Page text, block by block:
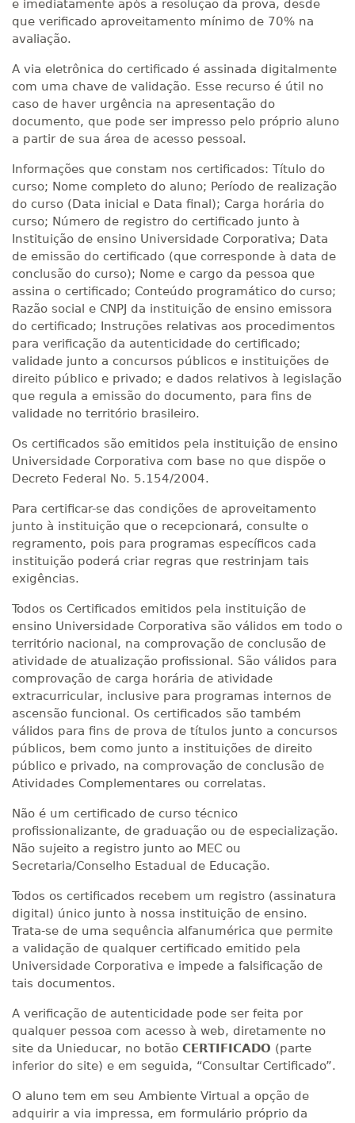
e imediatamente após a resolução da prova, desde
que verificado aproveitamento mínimo de 70% na
avaliação.
A via eletrônica do certificado é assinada digitalmente
com uma chave de validação. Esse recurso é útil no
caso de haver urgência na apresentação do
documento, que pode ser impresso pelo próprio aluno
a partir de sua área de acesso pessoal.
Informações que constam nos certificados: Título do
curso; Nome completo do aluno; Período de realização
do curso (Data inicial e Data final); Carga horária do
curso; Número de registro do certificado junto à
Instituição de ensino Universidade Corporativa; Data
de emissão do certificado (que corresponde à data de
conclusão do curso); Nome e cargo da pessoa que
assina o certificado; Conteúdo programático do curso;
Razão social e CNPJ da instituição de ensino emissora
do certificado; Instruções relativas aos procedimentos
para verificação da autenticidade do certificado;
validade junto a concursos públicos e instituições de
direito público e privado; e dados relativos à legislação
que regula a emissão do documento, para fins de
validade no território brasileiro.
Os certificados são emitidos pela instituição de ensino
Universidade Corporativa com base no que dispõe o
Decreto Federal No. 5.154/2004.
Para certificar-se das condições de aproveitamento
junto à instituição que o recepcionará, consulte o
regramento, pois para programas específicos cada
instituição poderá criar regras que restrinjam tais
exigências.
Todos os Certificados emitidos pela instituição de
ensino Universidade Corporativa são válidos em todo o
território nacional, na comprovação de conclusão de
atividade de atualização profissional. São válidos para
comprovação de carga horária de atividade
extracurricular, inclusive para programas internos de
ascensão funcional. Os certificados são também
válidos para fins de prova de títulos junto a concursos
públicos, bem como junto a instituições de direito
público e privado, na comprovação de conclusão de
Atividades Complementares ou correlatas.
Não é um certificado de curso técnico
profissionalizante, de graduação ou de especialização.
Não sujeito a registro junto ao MEC ou
Secretaria/Conselho Estadual de Educação.
Todos os certificados recebem um registro (assinatura
digital) único junto à nossa instituição de ensino.
Trata-se de uma sequência alfanumérica que permite
a validação de qualquer certificado emitido pela
Universidade Corporativa e impede a falsificação de
tais documentos.
A verificação de autenticidade pode ser feita por
qualquer pessoa com acesso à web, diretamente no
site da Unieducar, no botão CERTIFICADO (parte
inferior do site) e em seguida, “Consultar Certificado”.
O aluno tem em seu Ambiente Virtual a opção de
adquirir a via impressa, em formulário próprio da